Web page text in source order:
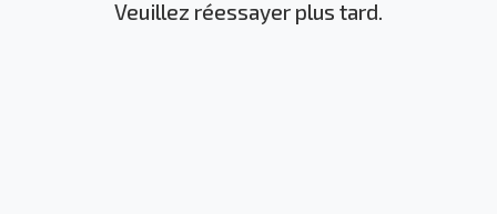
Veuillez réessayer plus tard.